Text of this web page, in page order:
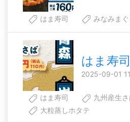
はま寿司 みなみまぐ
はま寿
2025-09-01
はま寿司
九州産生
大粒蒸しホタテ